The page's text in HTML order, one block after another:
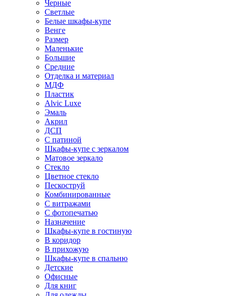
Черные
Светлые
Белые шкафы-купе
Венге
Размер
Маленькие
Большие
Средние
Отделка и материал
МДФ
Пластик
Alvic Luxe
Эмаль
Акрил
ДСП
С патиной
Шкафы-купе с зеркалом
Матовое зеркало
Стекло
Цветное стекло
Пескоструй
Комбинированные
С витражами
С фотопечатью
Назначение
Шкафы-купе в гостиную
В коридор
В прихожую
Шкафы-купе в спальню
Детские
Офисные
Для книг